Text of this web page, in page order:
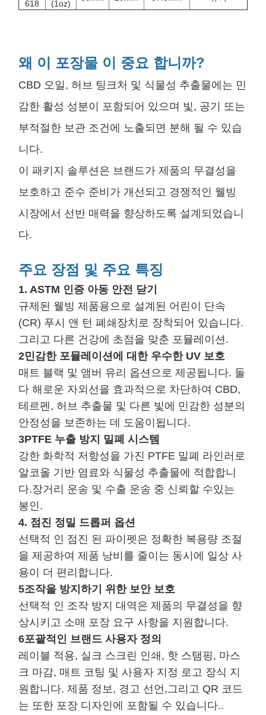
618 (1oz)
왜 이 포장물 이 중요 합니까?
CBD 오일, 허브 팅크처 및 식물성 추출물에는 민
감한 활성 성분이 포함되어 있으며 빛, 공기 또는
부적절한 보관 조건에 노출되면 분해 될 수 있습
니다.
이 패키지 솔루션은 브랜드가 제품의 무결성을
보호하고 준수 준비가 개선되고 경쟁적인 웰빙
시장에서 선반 매력을 향상하도록 설계되었습니
다.
주요 장점 및 주요 특징
1. ASTM 인증 아동 안전 닫기
규제된 웰빙 제품용으로 설계된 어린이 단속
(CR) 푸시 앤 턴 폐쇄장치로 장착되어 있습니다.
그리고 다른 건강에 초점을 맞춘 포뮬레이션.
2민감한 포뮬레이션에 대한 우수한 UV 보호
매트 블랙 및 앰버 유리 옵션으로 제공됩니다. 둘
다 해로운 자외선을 효과적으로 차단하여 CBD,
테르펜, 허브 추출물 및 다른 빛에 민감한 성분의
안정성을 보존하는 데 도움이됩니다.
3PTFE 누출 방지 밀폐 시스템
강한 화학적 저항성을 가진 PTFE 밀폐 라인러로
알코올 기반 염료와 식물성 추출물에 적합합니
다.장거리 운송 및 수출 운송 중 신뢰할 수있는
봉인.
4. 점진 정밀 드롭퍼 옵션
선택적 인 점진 된 파이펫은 정확한 복용량 조절
을 제공하여 제품 낭비를 줄이는 동시에 일상 사
용이 더 편리합니다.
5조작을 방지하기 위한 보안 보호
선택적 인 조작 방지 대역은 제품의 무결성을 향
상시키고 소매 포장 요구 사항을 지원합니다.
6포괄적인 브랜드 사용자 정의
레이블 적용, 실크 스크린 인쇄, 핫 스탬핑, 마스
크 마감, 매트 코팅 및 사용자 지정 로고 장식 지
원합니다. 제품 정보, 경고 선언,그리고 QR 코드
는 또한 포장 디자인에 포함될 수 있습니다..